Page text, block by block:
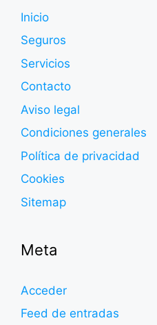
Inicio
Seguros
Servicios
Contacto
Aviso legal
Condiciones generales
Política de privacidad
Cookies
Sitemap
Meta
Acceder
Feed de entradas